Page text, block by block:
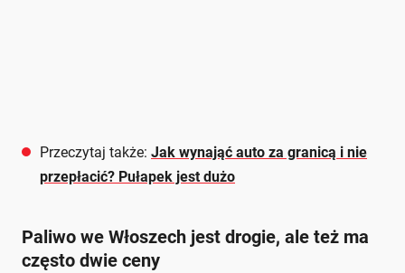
Przeczytaj także: Jak wynająć auto za granicą i nie
przepłacić? Pułapek jest dużo
Paliwo we Włoszech jest drogie, ale też ma
często dwie ceny